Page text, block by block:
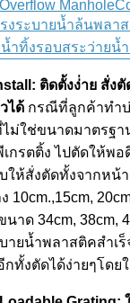
ติดตั้งง่่าย สั่งตั
ได้ กรณีที่ลูกค้าทำบ่
ไม่ใช่ขนาดมาตรฐ
กรตติ้ง ไปตัดให้พ
ห้สั่งตัดทั้งจากหน้า
10cm.,15cm,
าด 34cm, 38cm,
ยน้ำพลาสติคสำเร็
ทั้งตัดได้ง่ายๆโดย